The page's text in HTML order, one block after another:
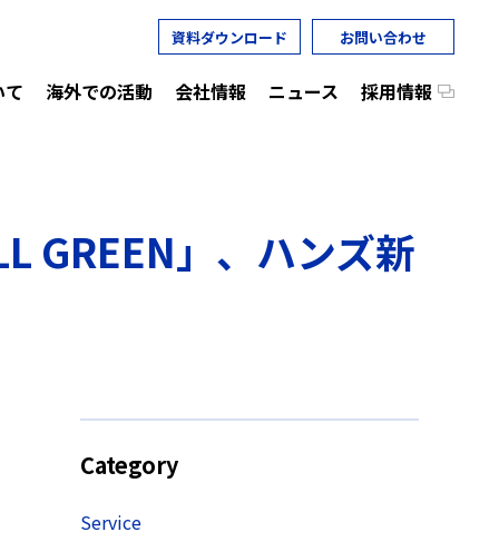
資料ダウンロード お問い合わせ
海外での活動 会社情報 ニュース 採用情報
GREEN」、ハンズ新
Category
Service